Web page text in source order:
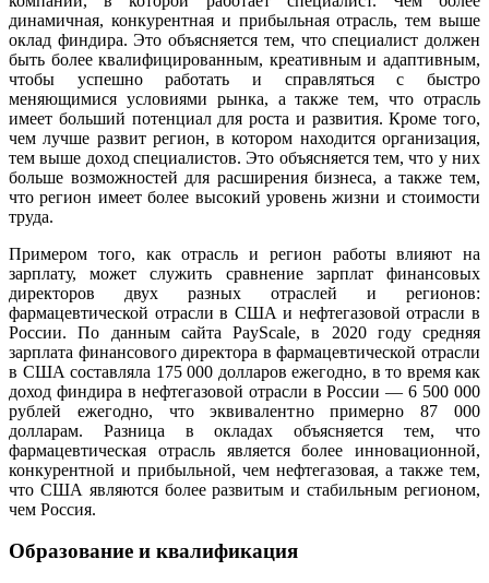
динамичная, конкурентная и прибыльная отрасль, тем выше
оклад финдира. Это объясняется тем, что специалист должен
быть более квалифицированным, креативным и адаптивным,
чтобы успешно работать и справляться с быстро
меняющимися условиями рынка, а также тем, что отрасль
имеет больший потенциал для роста и развития. Кроме того,
чем лучше развит регион, в котором находится организация,
тем выше доход специалистов. Это объясняется тем, что у них
больше возможностей для расширения бизнеса, а также тем,
что регион имеет более высокий уровень жизни и стоимости
труда.
Примером того, как отрасль и регион работы влияют на
зарплату, может служить сравнение зарплат финансовых
директоров двух разных отраслей и регионов:
фармацевтической отрасли в США и нефтегазовой отрасли в
России. По данным сайта PayScale, в 2020 году средняя
зарплата финансового директора в фармацевтической отрасли
в США составляла 175 000 долларов ежегодно, в то время как
доход финдира в нефтегазовой отрасли в России — 6 500 000
рублей ежегодно, что эквивалентно примерно 87 000
долларам. Разница в окладах объясняется тем, что
фармацевтическая отрасль является более инновационной,
конкурентной и прибыльной, чем нефтегазовая, а также тем,
что США являются более развитым и стабильным регионом,
чем Россия.
Образование и квалификация